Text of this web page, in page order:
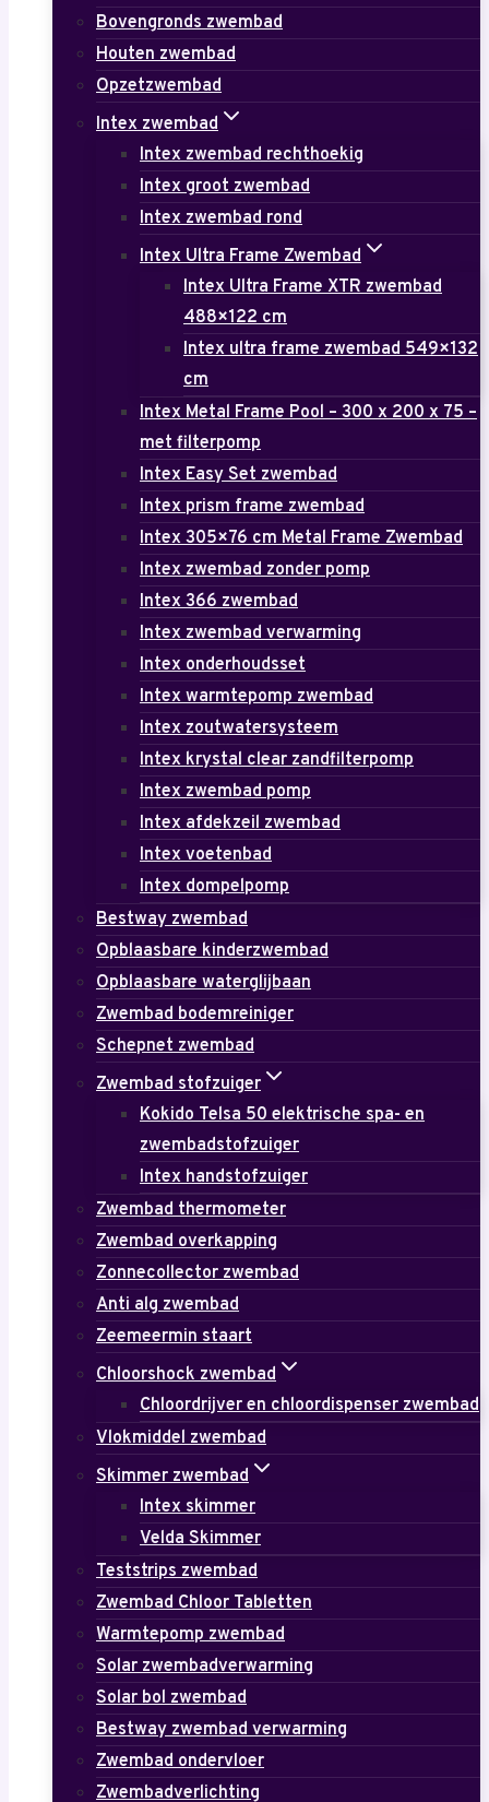
Bovengronds zwembad
Houten zwembad
Opzetzwembad
Intex zwembad
Intex zwembad rechthoekig
Intex groot zwembad
Intex zwembad rond
Intex Ultra Frame Zwembad
Intex Ultra Frame XTR zwembad
488×122 cm
Intex ultra frame zwembad 549×132
cm
Intex Metal Frame Pool – 300 x 200 x 75 –
met filterpomp
Intex Easy Set zwembad
Intex prism frame zwembad
Intex 305×76 cm Metal Frame Zwembad
Intex zwembad zonder pomp
Intex 366 zwembad
Intex zwembad verwarming
Intex onderhoudsset
Intex warmtepomp zwembad
Intex zoutwatersysteem
Intex krystal clear zandfilterpomp
Intex zwembad pomp
Intex afdekzeil zwembad
Intex voetenbad
Intex dompelpomp
Bestway zwembad
Opblaasbare kinderzwembad
Opblaasbare waterglijbaan
Zwembad bodemreiniger
Schepnet zwembad
Zwembad stofzuiger
Kokido Telsa 50 elektrische spa- en
zwembadstofzuiger
Intex handstofzuiger
Zwembad thermometer
Zwembad overkapping
Zonnecollector zwembad
Anti alg zwembad
Zeemeermin staart
Chloorshock zwembad
Chloordrijver en chloordispenser zwembad
Vlokmiddel zwembad
Skimmer zwembad
Intex skimmer
Velda Skimmer
Teststrips zwembad
Zwembad Chloor Tabletten
Warmtepomp zwembad
Solar zwembadverwarming
Solar bol zwembad
Bestway zwembad verwarming
Zwembad ondervloer
Zwembadverlichting